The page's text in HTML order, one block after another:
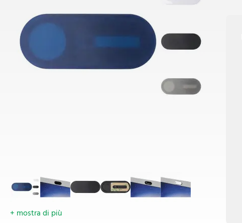
+ mostra di più